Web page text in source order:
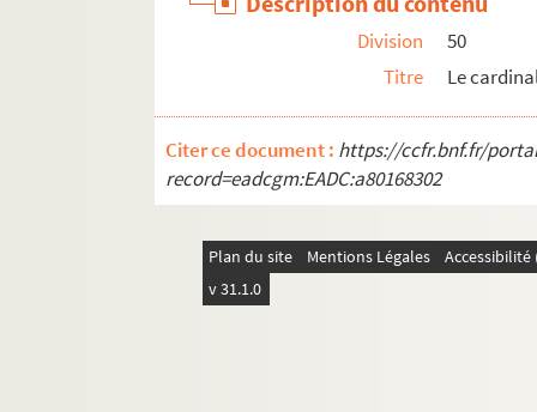
113. Cl. Belin au cardinal. Bruxelles, 11-25
119. Cl. Belin au cardinal. Bruxelles, 11-25
121. Le cardinal à Cl. Belin. Rome, 30 avril
122. Cl. de Chavirey au cardinal. 1er mai
123. Chr. Plantin au cardinal. Anvers, 2 mai
125. Cl. Belin au cardinal. Bruxelles, 2 mai
127. Éverard de My au cardinal. Bruxelles,
129. Chr. Plantin au cardinal. Anvers, 8 mai
131. Cl. Belin au cardinal. Bruxelles, 9 mai
Division
50
Titre
Le
Citer ce document : https://ccfr.bnf.fr/
record=eadcgm:EADC:a80168302
Plan du site Mentions Légales
v 31.1.0